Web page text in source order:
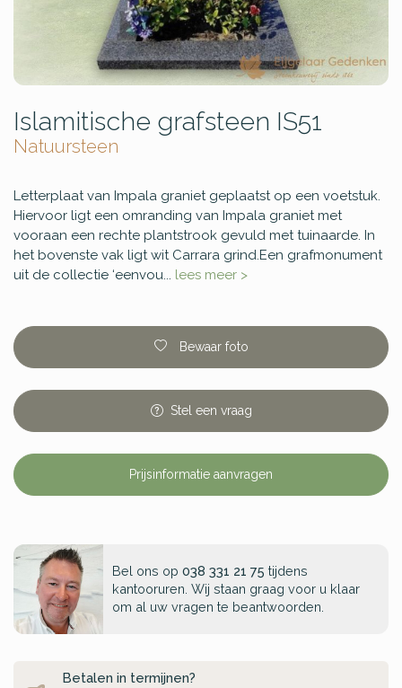
Islamitische grafsteen IS51
Natuursteen
Letterplaat van Impala graniet geplaatst op een voetstuk.
Hiervoor ligt een omranding van Impala graniet met
vooraan een rechte plantstrook gevuld met tuinaarde. In
het bovenste vak ligt wit Carrara grind.Een grafmonument
uit de collectie ‘eenvou... lees meer >
Bewaar foto
Stel een vraag
Prijsinformatie aanvragen
Bel ons op 038 331 21 75 tijdens
kantooruren. Wij staan graag voor u klaar
om al uw vragen te beantwoorden.
Betalen in termijnen?